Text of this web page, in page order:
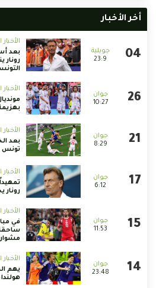
أخر الأخبار
23:9
بعد
رونار
10:27
8:29
بعد
تونس
6:12
رونار
11:53
في
مشوار
23:48
يهم